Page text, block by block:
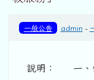
一般公告 admin -
說明： 一、